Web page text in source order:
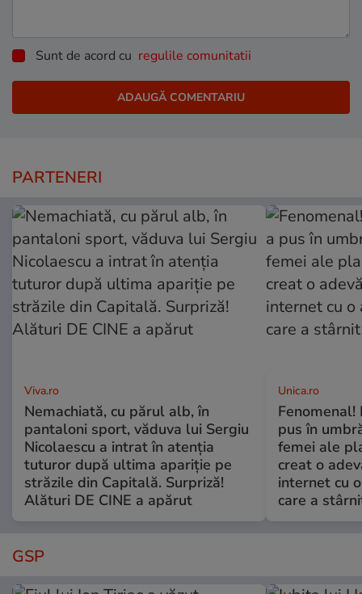
Sunt de acord cu regulile comunitatii
PARTENERI
Viva.ro
Nemachiată, cu părul alb, în
pantaloni sport, văduva lui Sergiu
Nicolaescu a intrat în atenția
tuturor după ultima apariție pe
străzile din Capitală. Surpriză!
Alături DE CINE a apărut
Unica.ro
pus în
femei ale
creat o
internet cu
care a
GSP